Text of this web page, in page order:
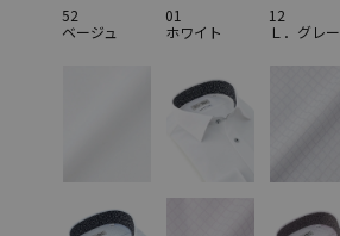
52
ベージュ
01
ホワイト
12
Ｌ．グレー